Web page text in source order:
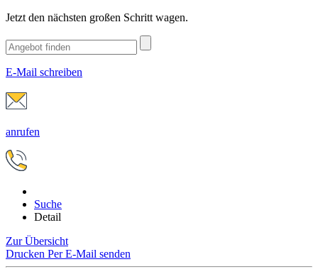
Jetzt den nächsten großen Schritt wagen.
E-Mail schreiben
anrufen
Suche
Detail
Zur Übersicht
Drucken Per E-Mail senden